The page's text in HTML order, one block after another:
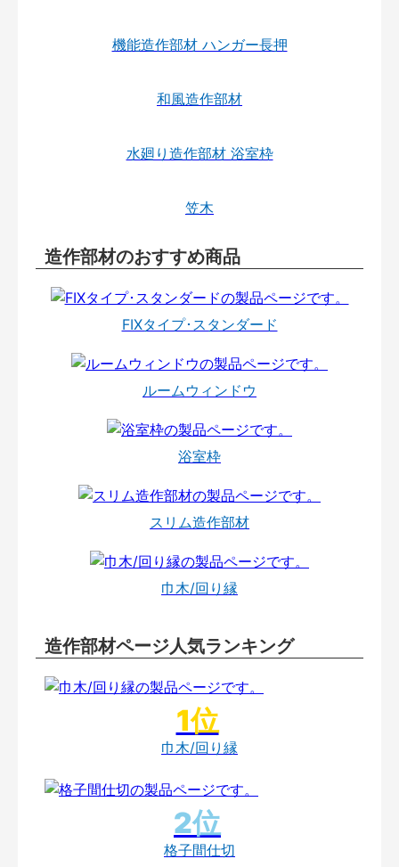
機能造作部材 ハンガー長押
和風造作部材
水廻り造作部材 浴室枠
笠木
造作部材のおすすめ商品
FIXタイプ･スタンダード
ルームウィンドウ
浴室枠
スリム造作部材
巾木/回り縁
造作部材ページ人気ランキング
巾木/回り縁
格子間仕切